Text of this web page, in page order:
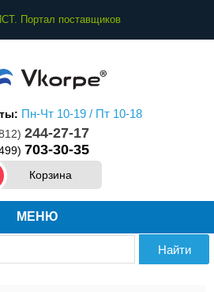
Портал поставщиков
Пн-Чт 10-19 / Пт 10-18
244-27-17
703-30-35
Корзина
МЕНЮ